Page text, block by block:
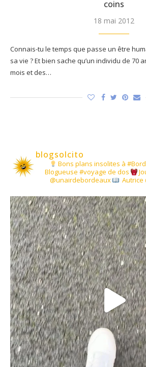
coins
18 mai 2012
Connais-tu le temps que passe un être
sa vie ? Et bien sache qu’un individu de 70
mois et des…
blogsolcito
Bons plans insolites à
Blogueuse #voyage de dos
@unairdebordeaux
Autrice